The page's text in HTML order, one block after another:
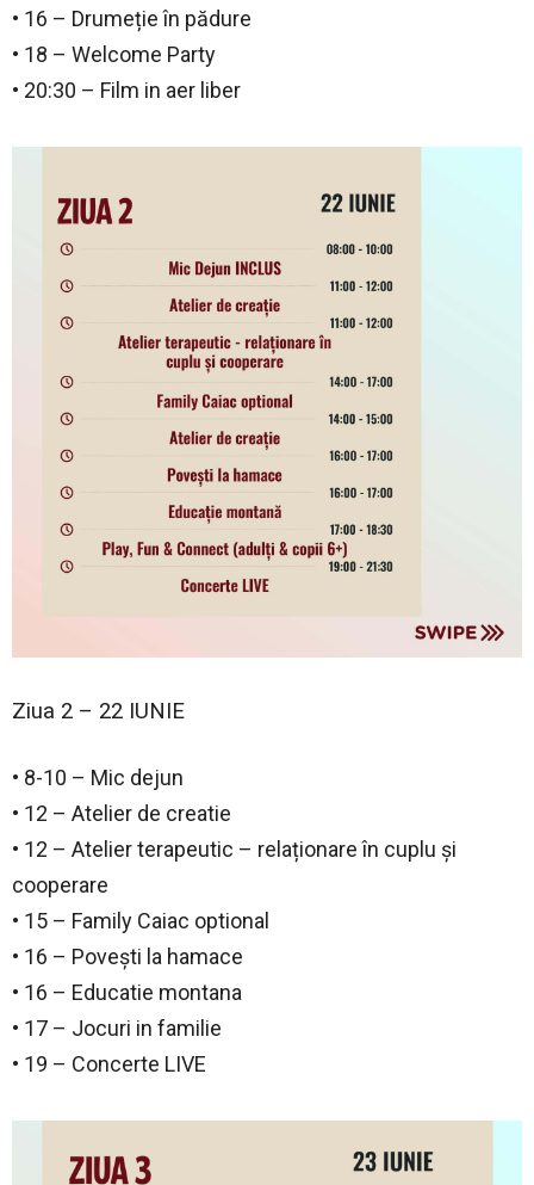
• 16 – Drumeție în pădure
• 18 – Welcome Party
• 20:30 – Film in aer liber
Ziua 2 – 22 IUNIE
• 8-10 – Mic dejun
• 12 – Atelier de creatie
• 12 – Atelier terapeutic – relaționare în cuplu și
cooperare
• 15 – Family Caiac optional
• 16 – Povești la hamace
• 16 – Educatie montana
• 17 – Jocuri in familie
• 19 – Concerte LIVE